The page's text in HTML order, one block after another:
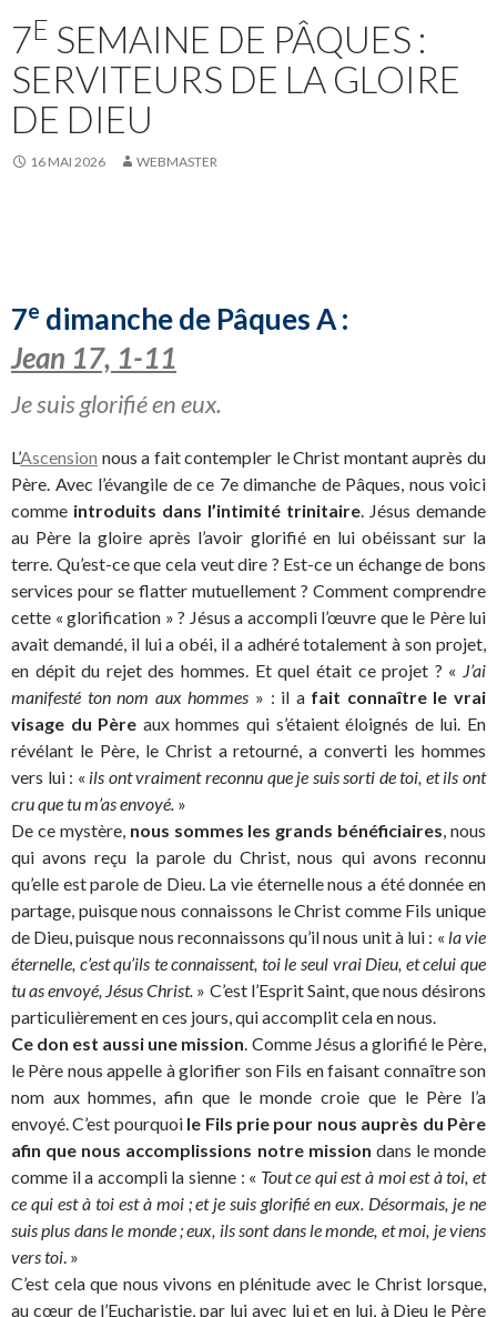
7E SEMAINE DE PÂQUES :
SERVITEURS DE LA GLOIRE
DE DIEU
16 MAI 2026 WEBMASTER
7e dimanche de Pâques A :
Jean 17, 1-11
Je suis glorifié en eux.
L’Ascension nous a fait contempler le Christ montant auprès du
Père. Avec l’évangile de ce 7e dimanche de Pâques, nous voici
comme introduits dans l’intimité trinitaire. Jésus demande
au Père la gloire après l’avoir glorifié en lui obéissant sur la
terre. Qu’est-ce que cela veut dire ? Est-ce un échange de bons
services pour se flatter mutuellement ? Comment comprendre
cette « glorification » ? Jésus a accompli l’œuvre que le Père lui
avait demandé, il lui a obéi, il a adhéré totalement à son projet,
en dépit du rejet des hommes. Et quel était ce projet ? « J’ai
manifesté ton nom aux hommes » : il a fait connaître le vrai
visage du Père aux hommes qui s’étaient éloignés de lui. En
révélant le Père, le Christ a retourné, a converti les hommes
vers lui : « ils ont vraiment reconnu que je suis sorti de toi, et ils ont
cru que tu m’as envoyé. »
De ce mystère, nous sommes les grands bénéficiaires, nous
qui avons reçu la parole du Christ, nous qui avons reconnu
qu’elle est parole de Dieu. La vie éternelle nous a été donnée en
partage, puisque nous connaissons le Christ comme Fils unique
de Dieu, puisque nous reconnaissons qu’il nous unit à lui : « la vie
éternelle, c’est qu’ils te connaissent, toi le seul vrai Dieu, et celui que
tu as envoyé, Jésus Christ. » C’est l’Esprit Saint, que nous désirons
particulièrement en ces jours, qui accomplit cela en nous.
Ce don est aussi une mission. Comme Jésus a glorifié le Père,
le Père nous appelle à glorifier son Fils en faisant connaître son
nom aux hommes, afin que le monde croie que le Père l’a
envoyé. C’est pourquoi le Fils prie pour nous auprès du Père
afin que nous accomplissions notre mission dans le monde
comme il a accompli la sienne : « Tout ce qui est à moi est à toi, et
ce qui est à toi est à moi ; et je suis glorifié en eux. Désormais, je ne
suis plus dans le monde ; eux, ils sont dans le monde, et moi, je viens
vers toi. »
C’est cela que nous vivons en plénitude avec le Christ lorsque,
au cœur de l’Eucharistie, par lui avec lui et en lui, à Dieu le Père